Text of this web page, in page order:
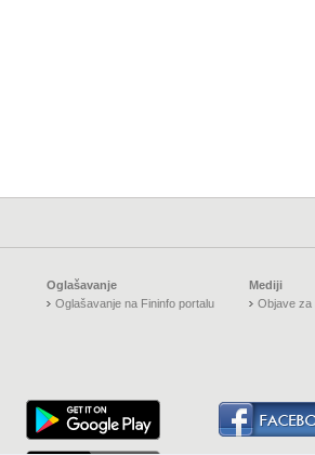
Oglašavanje
Oglašavanje na Fininfo portalu
Mediji
Objave za